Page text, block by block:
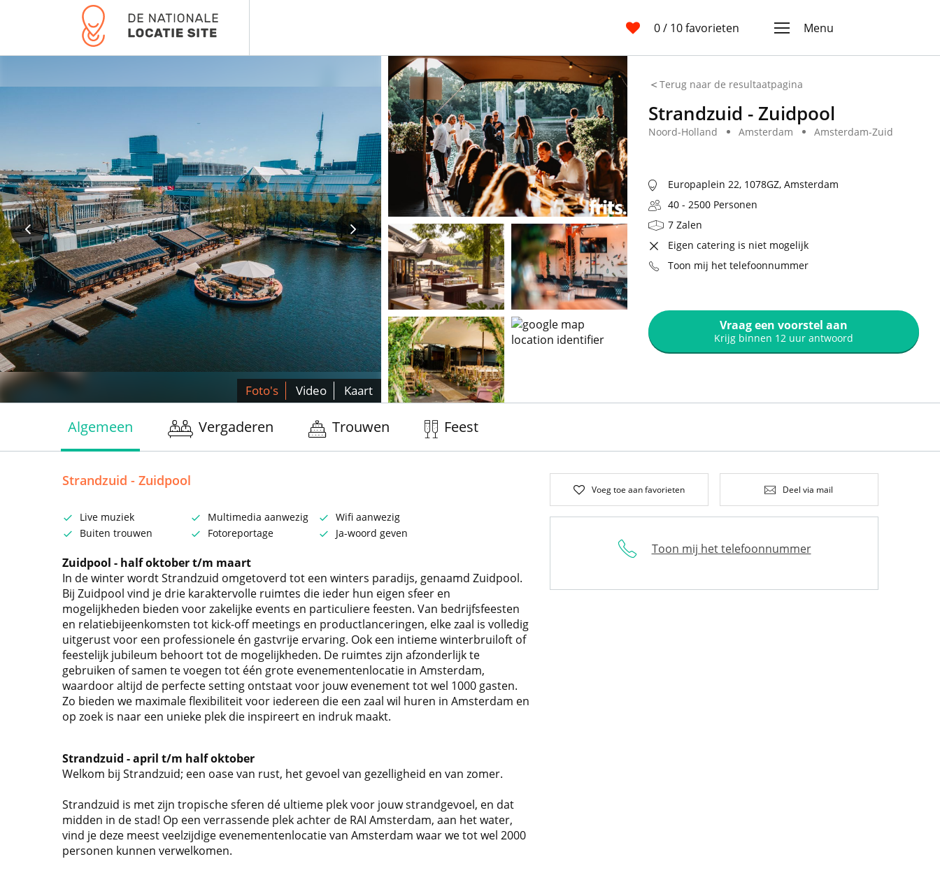
0/ 10 favorieten Menu
Foto's Video Kaart
Terug naar de resultaatpagina
Strandzuid - Zuidpool
Noord-Holland Amsterdam Amsterdam-Zuid
Europaplein 22, 1078GZ, Amsterdam
40 - 2500 Personen
7 Zalen
Eigen catering is niet mogelijk
Toon mij het telefoonnummer
Vraag een voorstel aan
Krijg binnen 12 uur antwoord
Algemeen Vergaderen Trouwen Feest
Strandzuid - Zuidpool
Live muziek Multimedia aanwezig
Wifi aanwezig
Buiten trouwen
Fotoreportage Ja-woord geven
Zuidpool - half oktober t/m maart
In de winter wordt Strandzuid omgetoverd tot een winters paradijs, genaamd Zuidpool.
Bij Zuidpool vind je drie karaktervolle ruimtes die ieder hun eigen sfeer en
mogelijkheden bieden voor zakelijke events en particuliere feesten. Van bedrijfsfeesten
en relatiebijeenkomsten tot kick-off meetings en productlanceringen, elke zaal is volledig
uitgerust voor een professionele én gastvrije ervaring. Ook een intieme winterbruiloft of
feestelijk jubileum behoort tot de mogelijkheden. De ruimtes zijn afzonderlijk te
gebruiken of samen te voegen tot één grote evenementenlocatie in Amsterdam,
waardoor altijd de perfecte setting ontstaat voor jouw evenement tot wel 1000 gasten.
Zo bieden we maximale flexibiliteit voor iedereen die een zaal wil huren in Amsterdam en
op zoek is naar een unieke plek die inspireert en indruk maakt.
Strandzuid - april t/m half oktober
Welkom bij Strandzuid; een oase van rust, het gevoel van gezelligheid en van zomer.
Strandzuid is met zijn tropische sferen dé ultieme plek voor jouw strandgevoel, en dat
midden in de stad! Op een verrassende plek achter de RAI Amsterdam, aan het water,
vind je deze meest veelzijdige evenementenlocatie van Amsterdam waar we tot wel 2000
personen kunnen verwelkomen.
Voeg toe aan favorieten Deel via mail
Toon mij het telefoonnummer